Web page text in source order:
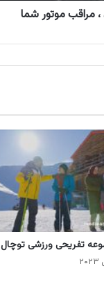
مراقب موتور شما
تفریحی ورزشی توچال